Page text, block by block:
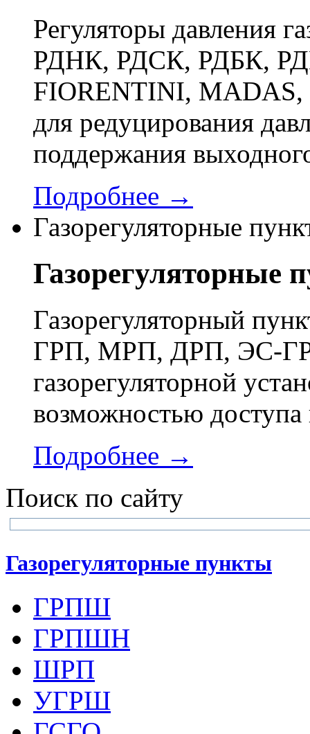
Регуляторы давления
РДНК, РДСК, РДБК,
FIORENTINI, MADAS,
для редуцирования
поддержания
Подробнее →
Газорегуляторные
Газорегуляторные
Газорегуляторный
ГРП, МРП, ДРП, ЭС-
газорегуляторной
возможностью доступа
Подробнее →
Поиск по сайту
Газорегуляторные пункты
ГРПШ
ГРПШН
ШРП
УГРШ